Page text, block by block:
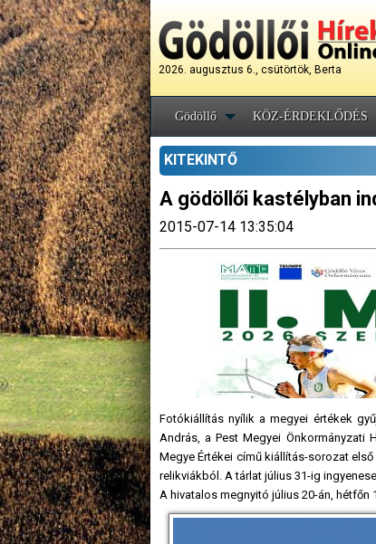
2026. augusztus 6., csütörtök, Berta
Gödöllő KÖZ-ÉRDEKLŐDÉS
KITEKINTŐ
A gödöllői kastélyban
2015-07-14 13:35:04
Fotókiállítás nyílik a megyei értékek
András, a Pest Megyei Önkormányzati
Megye Értékei című kiállítás-sorozat
relikviákból. A tárlat július 31-ig
A hivatalos megnyitó július 20-án,